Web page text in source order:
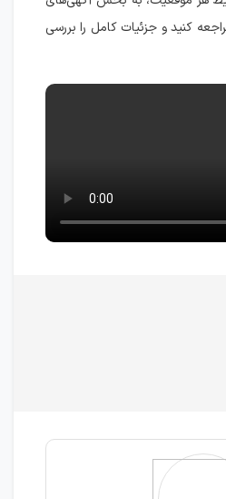
کنید و جزئیات کامل را بررسی